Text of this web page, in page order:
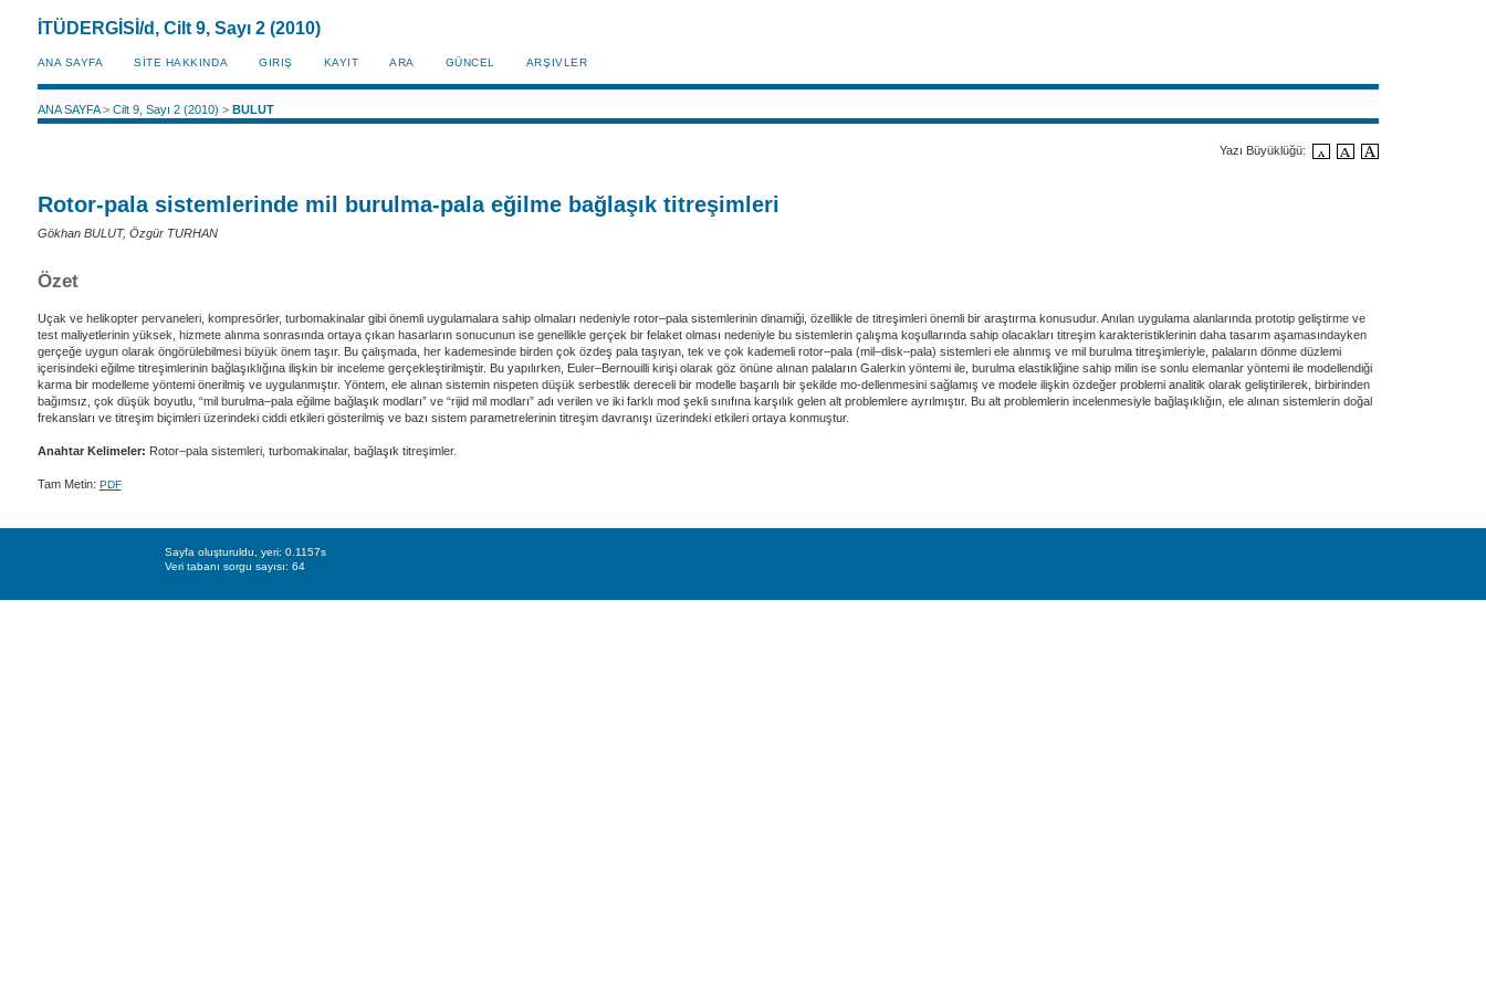
İTÜDERGİSİ/d, Cilt 9, Sayı 2 (2010)
ANA SAYFA SİTE HAKKINDA GIRIŞ KAYIT ARA GÜNCEL ARŞIVLER
ANA SAYFA> Cilt 9, Sayı 2 (2010) > BULUT
Yazı Büyüklüğü:
Rotor-pala sistemlerinde mil burulma-pala eğilme bağlaşık titreşimleri
Gökhan BULUT, Özgür TURHAN
Özet
Uçak ve helikopter pervaneleri, kompresörler, turbomakinalar gibi önemli uygulamalara sahip olmaları nedeniyle rotor–pala sistemlerinin dinamiği, özellikle de titreşimleri önemli bir araştırma konusudur. Anılan uygulama alanlarında prototip geliştirme ve
test maliyetlerinin yüksek, hizmete alınma sonrasında ortaya çıkan hasarların sonucunun ise genellikle gerçek bir felaket olması nedeniyle bu sistemlerin çalışma koşullarında sahip olacakları titreşim karakteristiklerinin daha tasarım aşamasındayken
gerçeğe uygun olarak öngörülebilmesi büyük önem taşır. Bu çalışmada, her kademesinde birden çok özdeş pala taşıyan, tek ve çok kademeli rotor–pala (mil–disk–pala) sistemleri ele alınmış ve mil burulma titreşimleriyle, palaların dönme düzlemi
içerisindeki eğilme titreşimlerinin bağlaşıklığına ilişkin bir inceleme gerçekleştirilmiştir. Bu yapılırken, Euler–Bernouilli kirişi olarak göz önüne alınan palaların Galerkin yöntemi ile, burulma elastikliğine sahip milin ise sonlu elemanlar yöntemi ile modellendiği
karma bir modelleme yöntemi önerilmiş ve uygulanmıştır. Yöntem, ele alınan sistemin nispeten düşük serbestlik dereceli bir modelle başarılı bir şekilde mo-dellenmesini sağlamış ve modele ilişkin özdeğer problemi analitik olarak geliştirilerek, birbirinden
bağımsız, çok düşük boyutlu, “mil burulma–pala eğilme bağlaşık modları” ve “rijid mil modları” adı verilen ve iki farklı mod şekli sınıfına karşılık gelen alt problemlere ayrılmıştır. Bu alt problemlerin incelenmesiyle bağlaşıklığın, ele alınan sistemlerin doğal
frekansları ve titreşim biçimleri üzerindeki ciddi etkileri gösterilmiş ve bazı sistem parametrelerinin titreşim davranışı üzerindeki etkileri ortaya konmuştur.
Anahtar Kelimeler: Rotor–pala sistemleri, turbomakinalar, bağlaşık titreşimler.
Tam Metin: PDF
Sayfa oluşturuldu, yeri: 0.1157s
Veri tabanı sorgu sayısı: 64